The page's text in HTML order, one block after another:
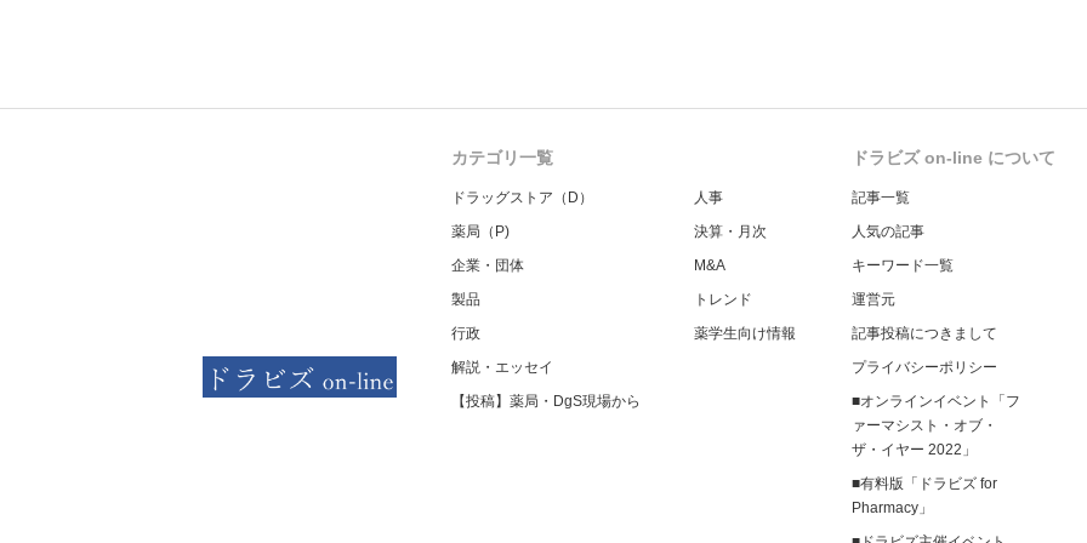
カテゴリ一覧
ドラッグストア（D）
薬局（P)
企業・団体
製品
行政
解説・エッセイ
【投稿】薬局・DgS現場から
人事
決算・月次
M&A
トレンド
薬学生向け情報
ドラビズ on-line について
記事一覧
人気の記事
キーワード一覧
運営元
記事投稿につきまして
プライバシーポリシー
■オンラインイベント「フ
ァーマシスト・オブ・
ザ・イヤー 2022」
■有料版「ドラビズ for
Pharmacy」